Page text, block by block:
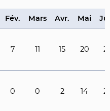
Fév. Mars Avr. Mai
7 11 15 20
0 0 2 14